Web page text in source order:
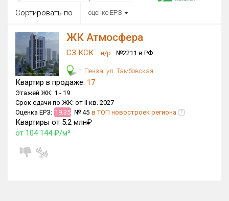
Район в городе
Цена
от
Общая площадь, м²
от
Срок сдачи
от
×ДАП
Сортировать по оценке ЕРЗ
ЖК Атмосфера
СЗ КСК н/р №2211 в РФ
г. Пенза, ул. Тамбовская
Квартир в продаже: 17
Этажей ЖК: 1 - 19
Срок сдачи по ЖК: от II кв. 2027
Оценка ЕРЗ: 19.35 № 45 в ТОП новостроек региона ?
Квартиры от 5.2 млн₽
от 104 144 ₽/м²